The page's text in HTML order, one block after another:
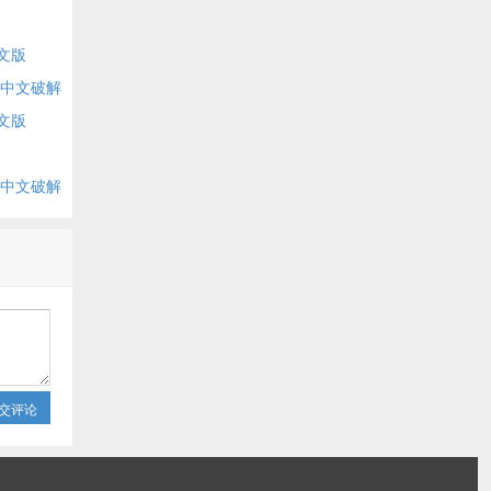
版
文破解
版
文破解
评论